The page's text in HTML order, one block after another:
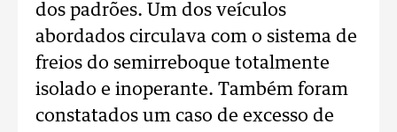
dos padrões. Um dos veículos
abordados circulava com o sistema de
freios do semirreboque totalmente
isolado e inoperante. Também foram
constatados um caso de excesso de